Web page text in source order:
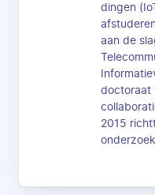
dingen
aan de
doctoraat
2015